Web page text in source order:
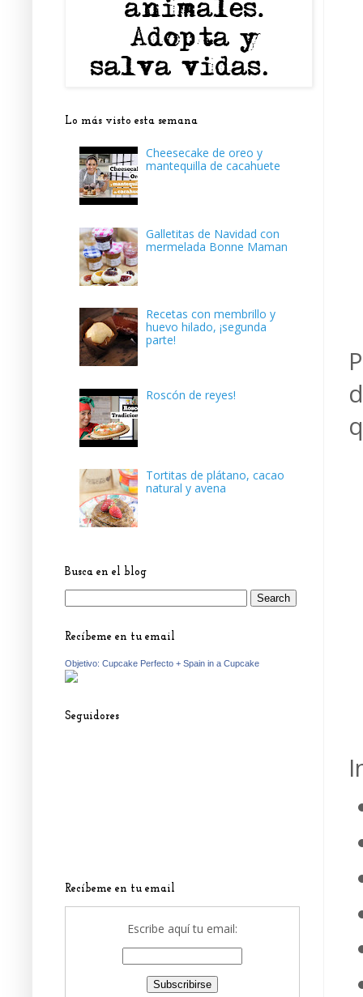
Lo más visto esta semana
Cheesecake de oreo y
mantequilla de cacahuete
Galletitas de Navidad con
mermelada Bonne Maman
Recetas con membrillo y
huevo hilado, ¡segunda
parte!
Roscón de reyes!
Tortitas de plátano, cacao
natural y avena
Busca en el blog
Recíbeme en tu email
Objetivo: Cupcake Perfecto + Spain in a Cupcake
Seguidores
Recíbeme en tu email
Escribe aquí tu email: